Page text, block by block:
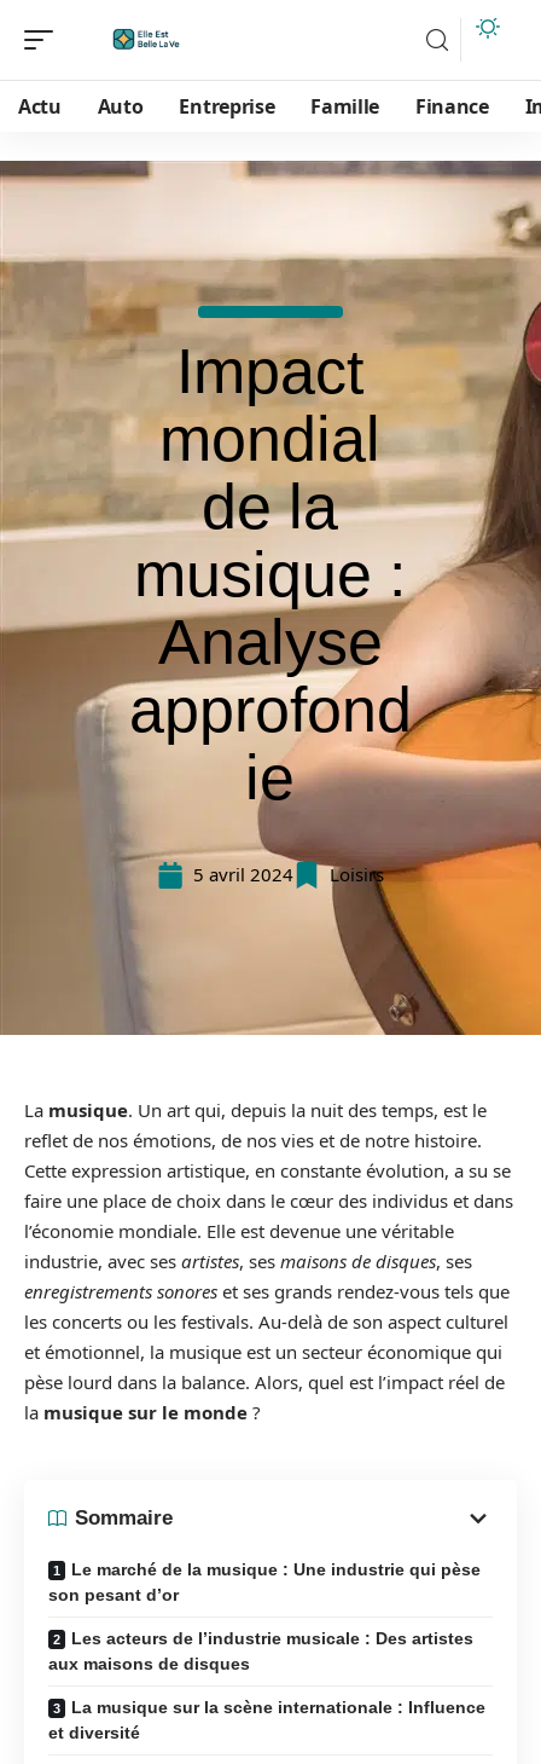
Actu Auto Entreprise Famille Finance
Impact
mondial
de la
musique :
Analyse
approfond
ie
5 avril 2024 Loisirs
La musique. Un art qui, depuis la nuit des temps, est le
reflet de nos émotions, de nos vies et de notre histoire.
Cette expression artistique, en constante évolution, a su se
faire une place de choix dans le cœur des individus et dans
l’économie mondiale. Elle est devenue une véritable
industrie, avec ses artistes, ses maisons de disques, ses
enregistrements sonores et ses grands rendez-vous tels que
les concerts ou les festivals. Au-delà de son aspect culturel
et émotionnel, la musique est un secteur économique qui
pèse lourd dans la balance. Alors, quel est l’impact réel de
la musique sur le monde ?
Sommaire
Le marché de la musique : Une industrie qui pèse
son pesant d’or
Les acteurs de l’industrie musicale : Des artistes
aux maisons de disques
La musique sur la scène internationale : Influence
et diversité